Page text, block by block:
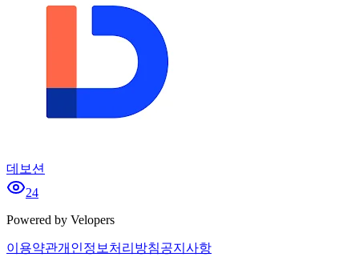
데보션
24
Powered by Velopers
이용약관개인정보처리방침공지사항